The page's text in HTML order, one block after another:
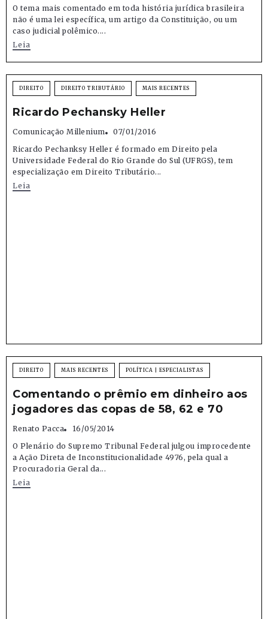
O tema mais comentado em toda história jurídica brasileira
não é uma lei específica, um artigo da Constituição, ou um
caso judicial polêmico....
Leia
DIREITO DIREITO TRIBUTÁRIO MAIS RECENTES
Ricardo Pechansky Heller
Comunicação Millenium
07/01/2016
Ricardo Pechanksy Heller é formado em Direito pela
Universidade Federal do Rio Grande do Sul (UFRGS), tem
especialização em Direito Tributário...
Leia
DIREITO MAIS RECENTES POLÍTICA | ESPECIALISTAS
Comentando o prêmio em dinheiro aos
jogadores das copas de 58, 62 e 70
Renato Pacca
16/05/2014
O Plenário do Supremo Tribunal Federal julgou improcedente
a Ação Direta de Inconstitucionalidade 4976, pela qual a
Procuradoria Geral da...
Leia